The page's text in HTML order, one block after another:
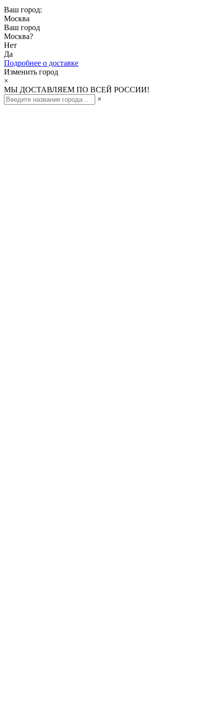
Ваш город:
Москва
Ваш город
Москва?
Нет
Да
Подробнее о доставке
Изменить город
×
МЫ ДОСТАВЛЯЕМ ПО ВСЕЙ РОССИИ!
×